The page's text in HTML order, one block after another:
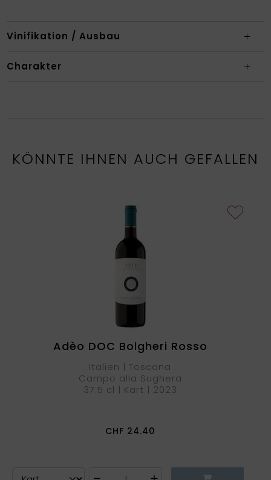
Vinifikation / Ausbau
Charakter
KÖNNTE IHNEN AUCH GEFALLEN
Adèo DOC Bolgheri Rosso
Italien | Toscana
Campo alla Sughera
37.5 cl | Kart | 2023
CHF 24.40